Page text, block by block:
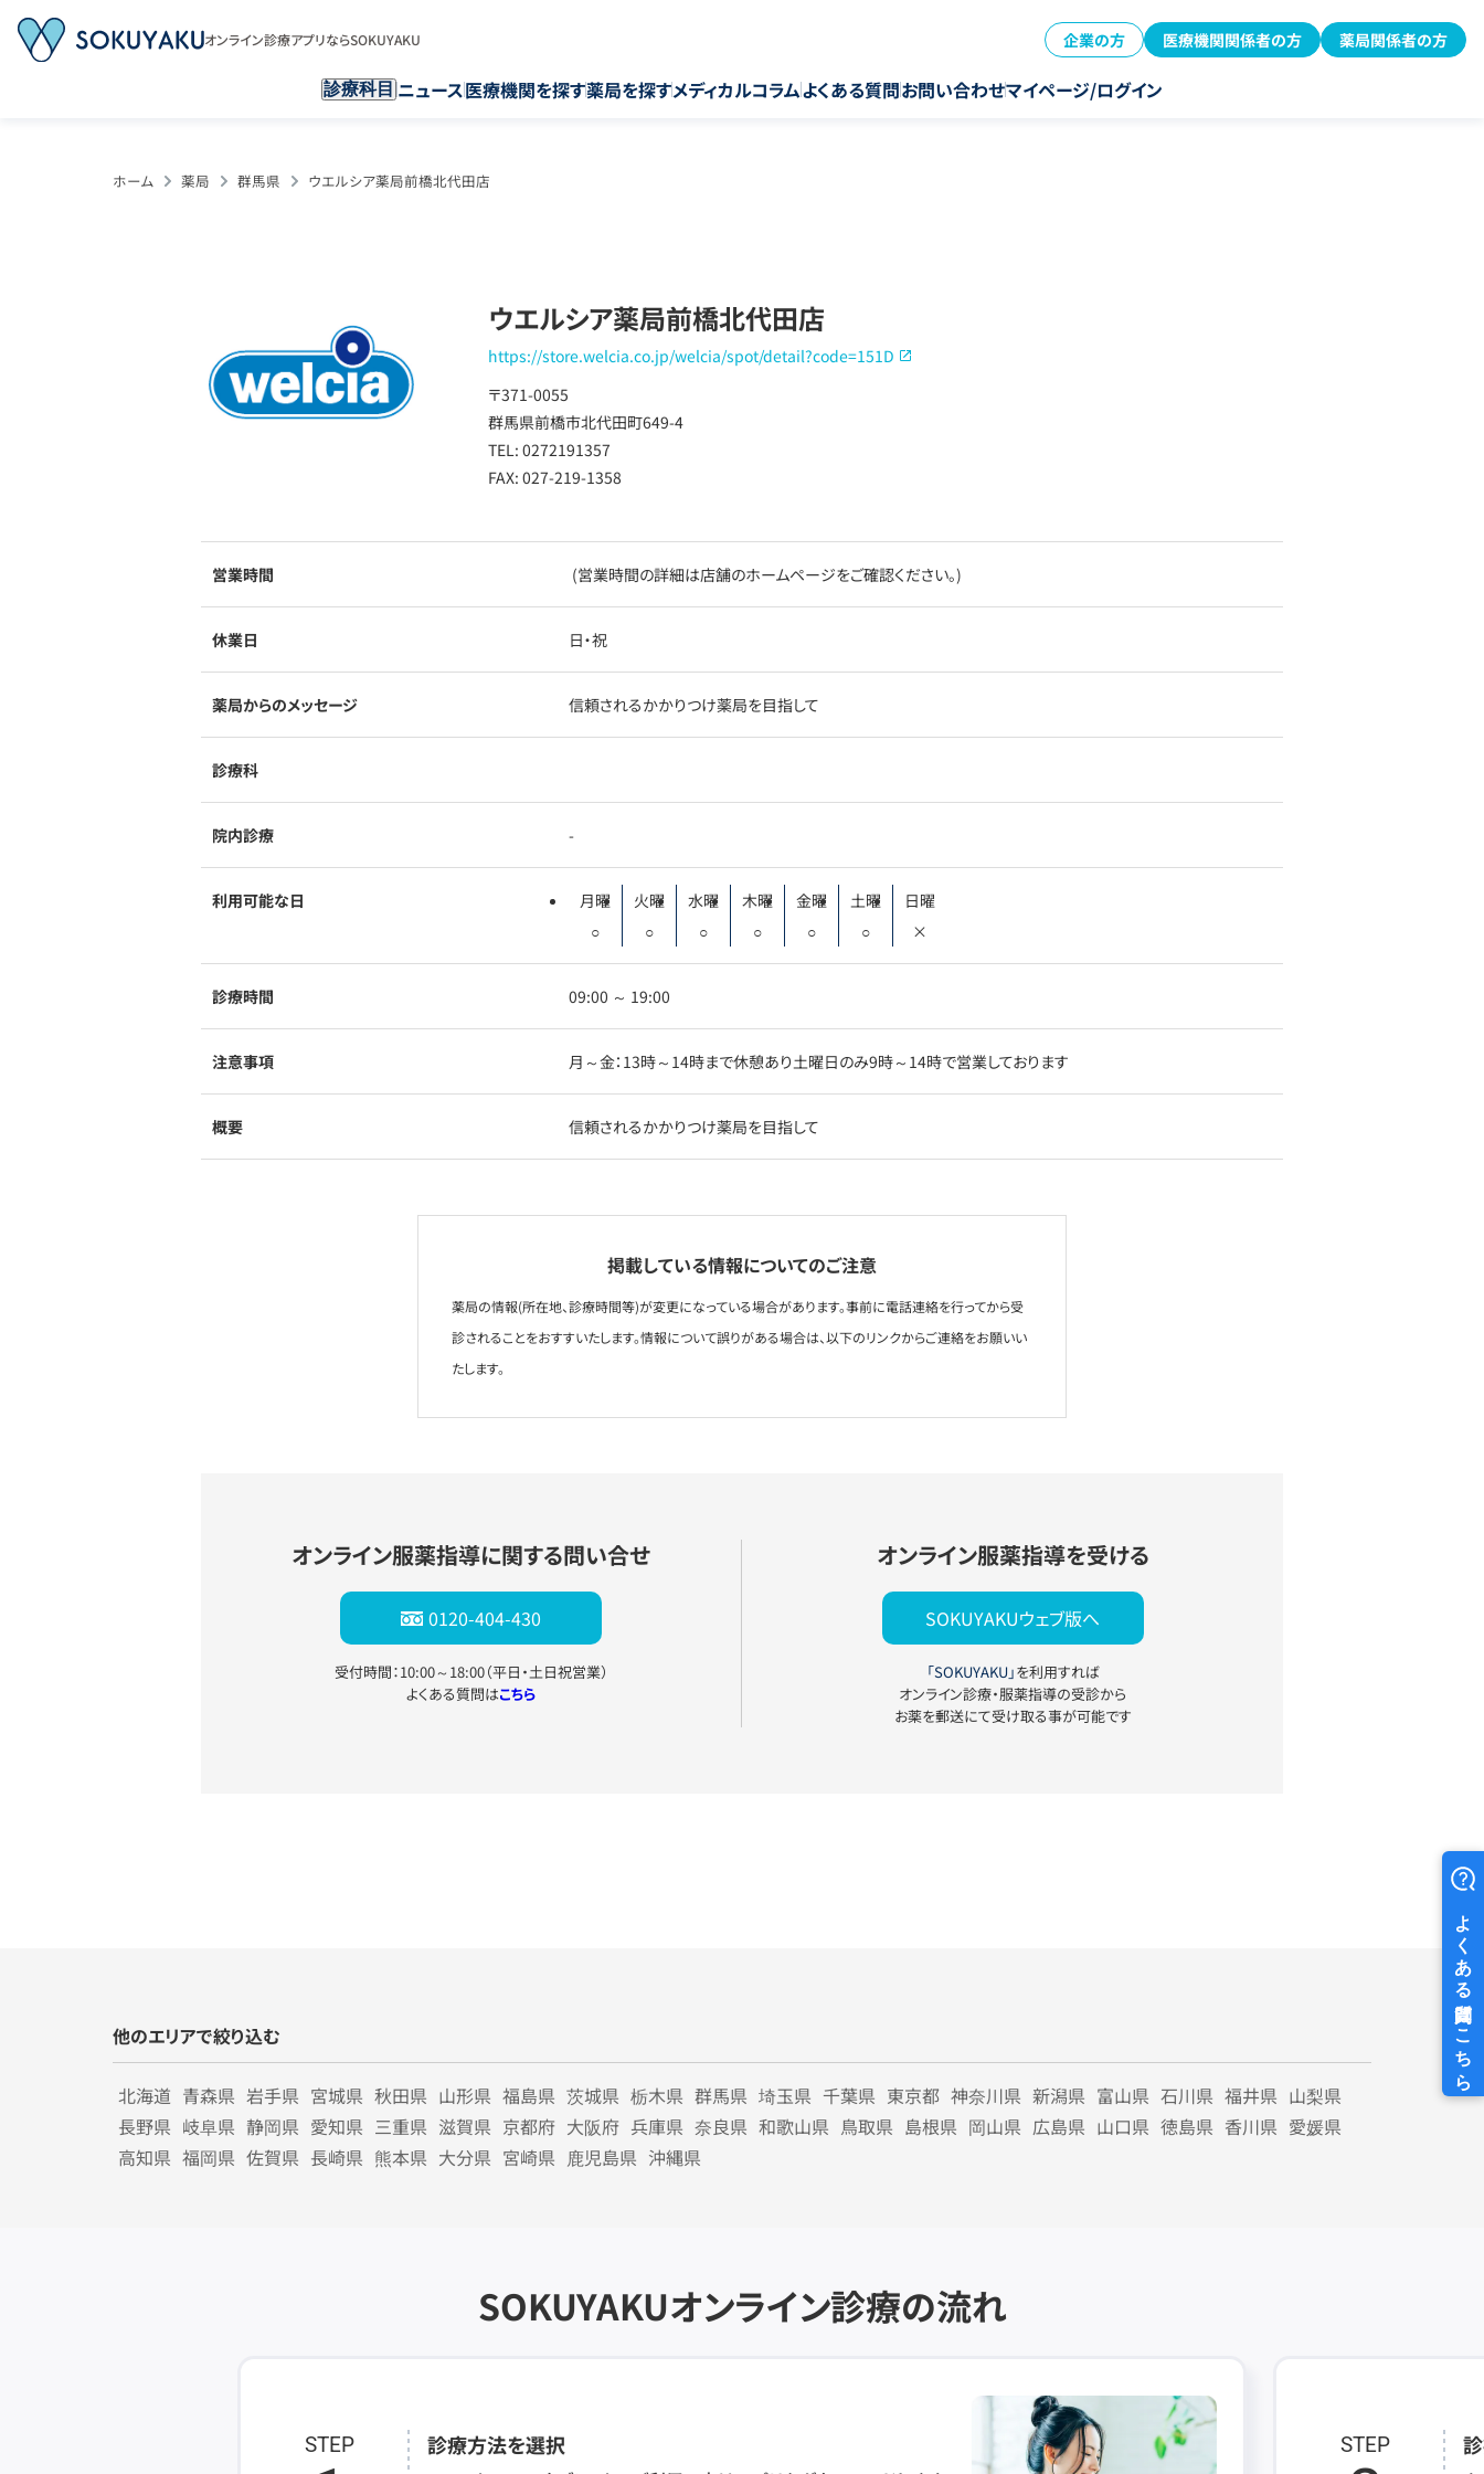
オンライン診療アプリならSOKUYAKU 企業の方 医療機関関係者の方 薬局関係者の方
診療科目 ニュース医療機関を探す薬局を探すメディカルコラムよくある質問お問い合わせマイページ/ログイン
ホーム 薬局 群馬県 ウエルシア薬局前橋北代田店
ウエルシア薬局前橋北代田店
https://store.welcia.co.jp/welcia/spot/detail?code=151D
〒371-0055
群馬県前橋市北代田町649-4
TEL: 0272191357
FAX: 027-219-1358
営業時間 (営業時間の詳細は店舗のホームページをご確認ください。)
休業日 日・祝
薬局からのメッセージ 信頼されるかかりつけ薬局を目指して
診療科
院内診療 -
利用可能な日
月曜
○
火曜
○
水曜
○
木曜
○
金曜
○
土曜
○
日曜
×
診療時間 09:00 ～ 19:00
注意事項 月～金：13時～14時まで休憩あり土曜日のみ9時～14時で営業しております
概要 信頼されるかかりつけ薬局を目指して
掲載している情報についてのご注意
薬局の情報(所在地、診療時間等)が変更になっている場合があります。事前に電話連絡を行ってから受
診されることをおすすいたします。情報について誤りがある場合は、以下のリンクからご連絡をお願いい
たします。
オンライン服薬指導に関する問い合せ
0120-404-430
受付時間：10:00～18:00（平日・土日祝営業）
よくある質問はこちら
オンライン服薬指導を受ける
SOKUYAKUウェブ版へ
「SOKUYAKU」を利用すれば
オンライン診療・服薬指導の受診から
お薬を郵送にて受け取る事が可能です
他のエリアで絞り込む
北海道 青森県 岩手県 宮城県 秋田県 山形県 福島県 茨城県 栃木県 群馬県 埼玉県 千葉県 東京都 神奈川県 新潟県 富山県 石川県 福井県 山梨県
長野県 岐阜県 静岡県 愛知県 三重県 滋賀県 京都府 大阪府 兵庫県 奈良県 和歌山県 鳥取県 島根県 岡山県 広島県 山口県 徳島県 香川県 愛媛県
高知県 福岡県 佐賀県 長崎県 熊本県 大分県 宮崎県 鹿児島県 沖縄県
SOKUYAKUオンライン診療の流れ
STEP 診療方法を選択 STEP